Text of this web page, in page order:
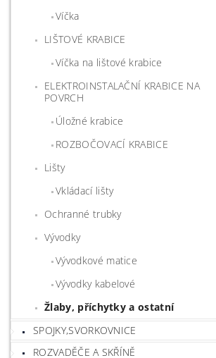
Víčka
LIŠTOVÉ KRABICE
Víčka na lištové krabice
ELEKTROINSTALAČNÍ KRABICE NA
POVRCH
Úložné krabice
ROZBOČOVACÍ KRABICE
Lišty
Vkládací lišty
Ochranné trubky
Vývodky
Vývodkové matice
Vývodky kabelové
Žlaby, příchytky a ostatní
SPOJKY,SVORKOVNICE
ROZVADĚČE A SKŘÍNĚ